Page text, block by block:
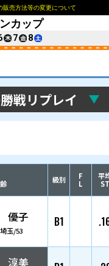
NEWS
せ ご利用に際して